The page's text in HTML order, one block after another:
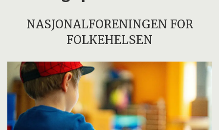
NASJONALFORENINGEN FOR
FOLKEHELSEN